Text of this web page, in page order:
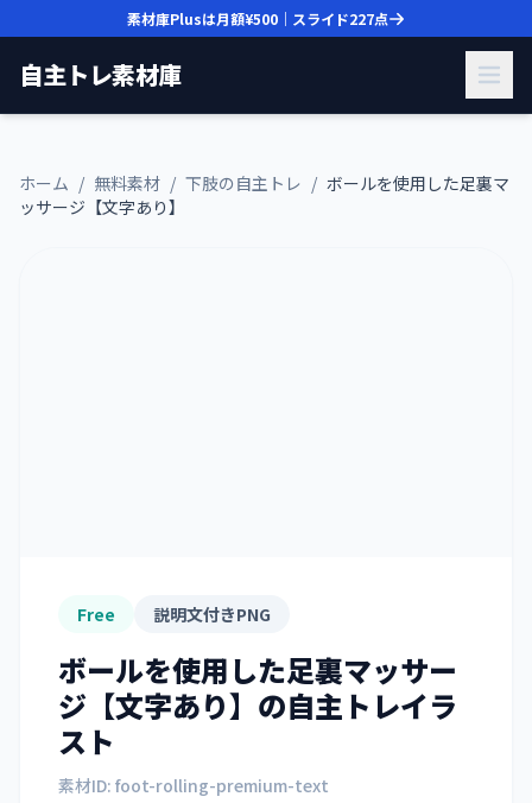
素材庫Plusは月額¥500 ｜スライド227点
自主トレ素材庫
ホーム / 無料素材 / 下肢の自主トレ / ボールを使用した足裏マ
ッサージ【文字あり】
Free 説明文付きPNG
ボールを使用した足裏マッサー
ジ【文字あり】 の自主トレイラ
スト
素材ID: foot-rolling-premium-text